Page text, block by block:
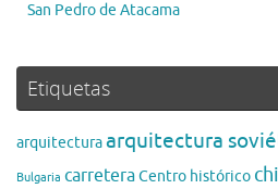
San Pedro de Atacama
Etiquetas
arquitecturaarquitectura
Bulgaria carreteraCentro histórico